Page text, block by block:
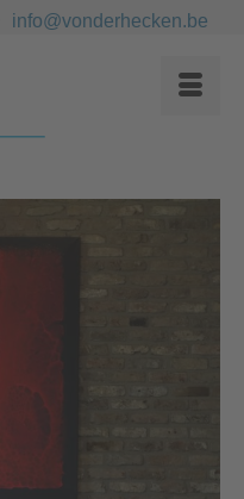
info@vonderhecken.be